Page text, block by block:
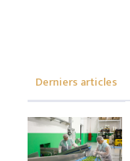
Derniers articles